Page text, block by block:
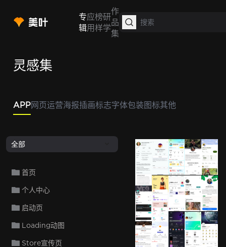
专
辑
应
用
榜
样
研
学
作
品
集
灵感集
APP网页运营海报插画标志字体包装图标其他
全部
首页
个人中心
启动页
Loading动图
Store宣传页
Aura
Eve 大姨妈日历
Aura
Eve 大姨妈日历
小宇宙
Alo
QQ音